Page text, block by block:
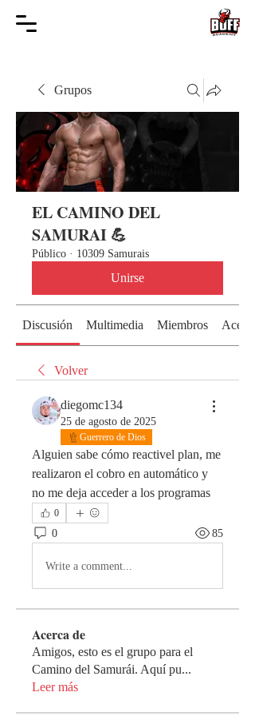
Grupos
EL CAMINO DEL
SAMURAI 💪
Público · 10309 Samurais
Unirse
Discusión Multimedia Miembros Acerca
Volver
diegomc134
25 de agosto de 2025
Guerrero de Dios
Alguien sabe cómo reactivel plan, me
realizaron el cobro en automático y
no me deja acceder a los programas
0
0 85
Write a comment...
Acerca de
Amigos, esto es el grupo para el
Camino del Samurái. Aquí pu...
Leer más